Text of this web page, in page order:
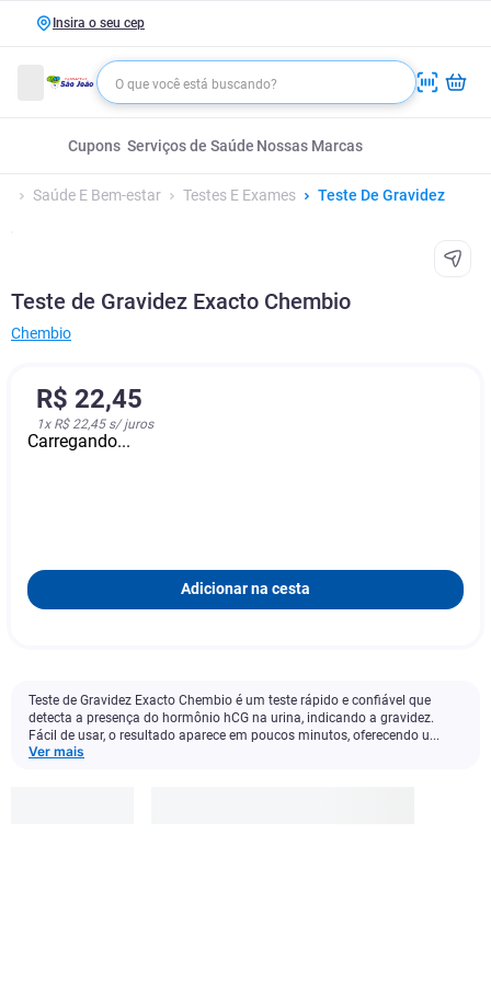
Insira o seu cep
Cupons Serviços de Saúde Nossas Marcas
Saúde E Bem-estar Testes E Exames Teste De Gravidez
Teste de Gravidez Exacto Chembio
Chembio
R$ 22,45
1x R$ 22,45s/ juros
Carregando...
Adicionar na cesta
Teste de Gravidez Exacto Chembio é um teste rápido e confiável que
detecta a presença do hormônio hCG na urina, indicando a gravidez.
Fácil de usar, o resultado aparece em poucos minutos, oferecendo u...
Ver mais